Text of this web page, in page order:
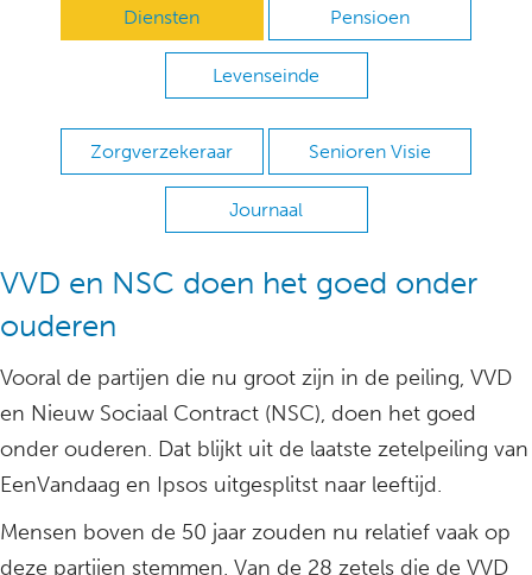
Diensten Pensioen
Levenseinde
Zorgverzekeraar Senioren Visie
Journaal
VVD en NSC doen het goed onder
ouderen
Vooral de partijen die nu groot zijn in de peiling, VVD
en Nieuw Sociaal Contract (NSC), doen het goed
onder ouderen. Dat blijkt uit de laatste zetelpeiling van
EenVandaag en Ipsos uitgesplitst naar leeftijd.
Mensen boven de 50 jaar zouden nu relatief vaak op
deze partijen stemmen. Van de 28 zetels die de VVD